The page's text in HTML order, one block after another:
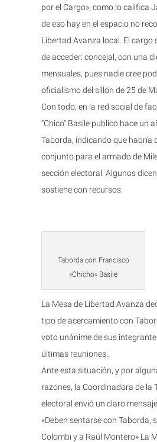
por el Cargo», como lo califica
de eso hay en el espacio no
Libertad Avanza local. El cargo
de acceder: concejal, con una
mensuales, pues nadie cree
oficialismo del sillón de 25 de
Con todo, en la red social de
“Chico” Basile publicó hace un
Taborda, indicando que habría
conjunto para el armado de
sección electoral. Algunos
sostiene con recursos.
Taborda con Francisco
«Chicho» Basile
La Mesa de Libertad Avanza
tipo de acercamiento con
voto unánime de sus
últimas reuniones..
Ante esta situación, y por
razones, la Coordinadora de la
electoral envió un claro
«Deben sentarse con Taborda,
Colombi y a Raúl Montero» La